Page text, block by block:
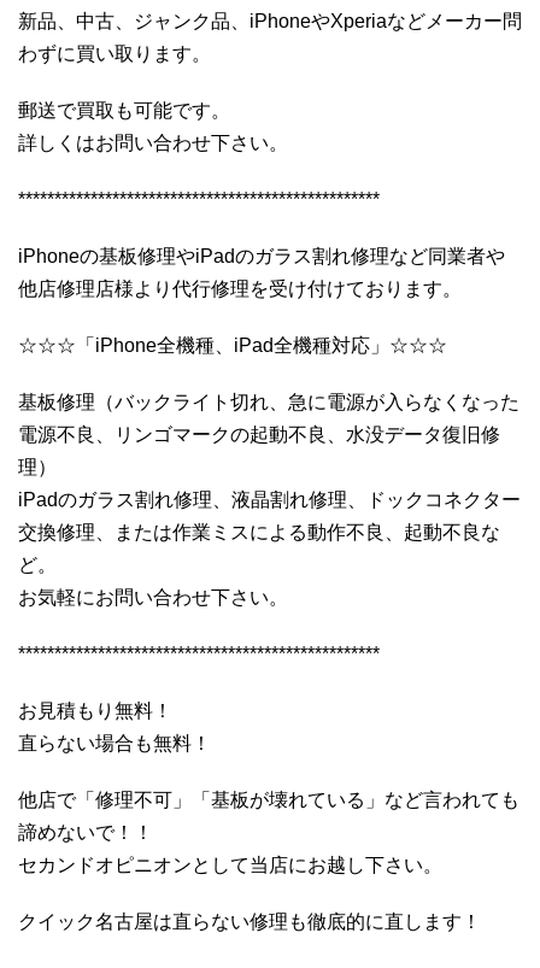
新品、中古、ジャンク品、iPhoneやXperiaなどメーカー問
わずに買い取ります。
郵送で買取も可能です。
詳しくはお問い合わせ下さい。
**************************************************
iPhoneの基板修理やiPadのガラス割れ修理など同業者や
他店修理店様より代行修理を受け付けております。
☆☆☆「iPhone全機種、iPad全機種対応」☆☆☆
基板修理（バックライト切れ、急に電源が入らなくなった
電源不良、リンゴマークの起動不良、水没データ復旧修
理）
iPadのガラス割れ修理、液晶割れ修理、ドックコネクター
交換修理、または作業ミスによる動作不良、起動不良な
ど。
お気軽にお問い合わせ下さい。
**************************************************
お見積もり無料！
直らない場合も無料！
他店で「修理不可」「基板が壊れている」など言われても
諦めないで！！
セカンドオピニオンとして当店にお越し下さい。
クイック名古屋は直らない修理も徹底的に直します！